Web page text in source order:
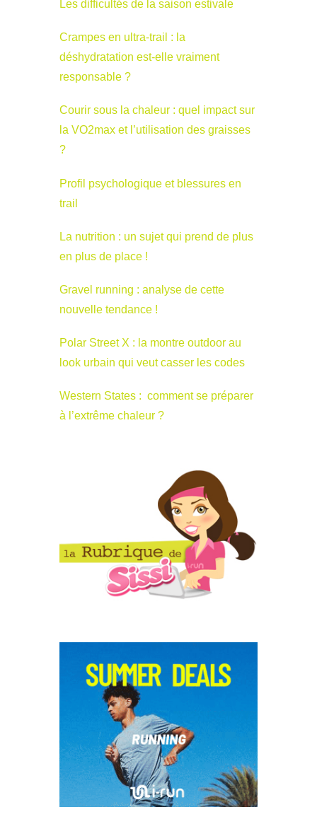
Les difficultés de la saison estivale
Crampes en ultra-trail : la
déshydratation est-elle vraiment
responsable ?
Courir sous la chaleur : quel impact sur
la VO2max et l’utilisation des graisses
?
Profil psychologique et blessures en
trail
La nutrition : un sujet qui prend de plus
en plus de place !
Gravel running : analyse de cette
nouvelle tendance !
Polar Street X : la montre outdoor au
look urbain qui veut casser les codes
Western States : comment se préparer
à l’extrême chaleur ?